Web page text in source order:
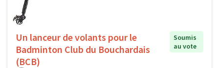
Un lanceur de volants pour le
Badminton Club du Bouchardais
(BCB)
Soumis
au vote